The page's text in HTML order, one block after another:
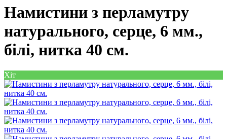
Намистини з перламутру
натурального, серце, 6 мм.,
білі, нитка 40 см.
Хіт